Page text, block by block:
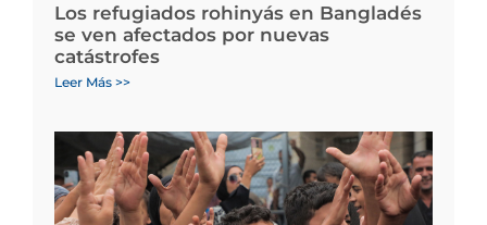
Los refugiados rohinyás en Bangladés
se ven afectados por nuevas
catástrofes
Leer Más >>